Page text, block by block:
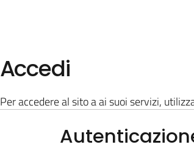
Accedi
Per accedere al sito a ai suoi servizi,